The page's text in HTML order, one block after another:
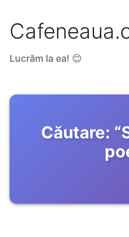
Lucrăm la ea! 😊
Căutare: “